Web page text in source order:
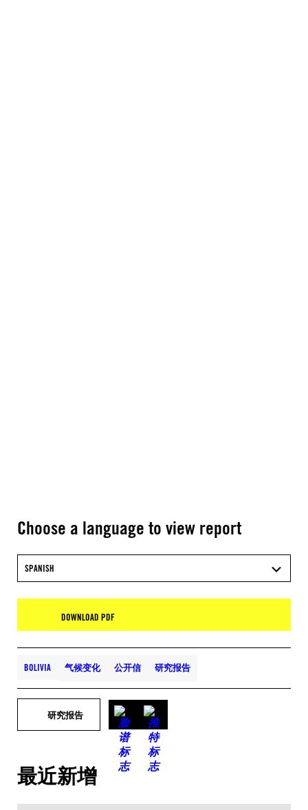
Choose a language to view report
SPANISH
DOWNLOAD PDF
BOLIVIA 气候变化 公开信 研究报告
研究报告
最近新增